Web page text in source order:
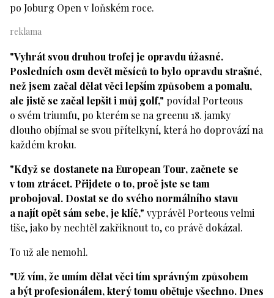
po Joburg Open v loňském roce.
"Vyhrát svou druhou trofej je opravdu úžasné.
Posledních osm devět měsíců to bylo opravdu strašné,
než jsem začal dělat věci lepším způsobem a pomalu,
ale jistě se začal lepšit i můj golf," povídal Porteous
o svém triumfu, po kterém se na greenu 18. jamky
dlouho objímal se svou přítelkyní, která ho doprovází na
každém kroku.
"Když se dostanete na European Tour, začnete se
v tom ztrácet. Přijdete o to, proč jste se tam
probojoval. Dostat se do svého normálního stavu
a najít opět sám sebe, je klíč," vyprávěl Porteous velmi
tiše, jako by nechtěl zakřiknout to, co právě dokázal.
To už ale nemohl.
"Už vím, že umím dělat věci tím správným způsobem
a být profesionálem, který tomu obětuje všechno. Dnes